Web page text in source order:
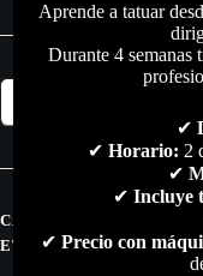
Pigmento
Ink
15ml.
CATEGORÍAS:
ETIQUETAS:
Aprende a tatuar
Durante 4 semanas
✔
✔ Horario: 2
✔
✔ Incluye
✔ Precio con